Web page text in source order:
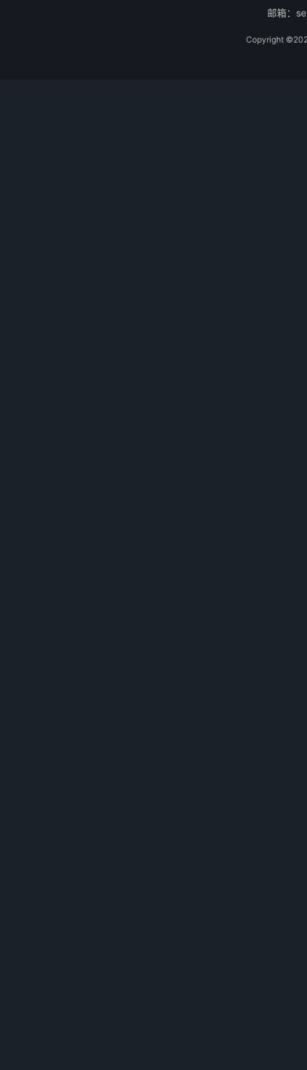
邮箱：
Copyright